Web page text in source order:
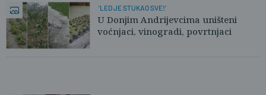
'LED JE STUKAO SVE!'
U Donjim Andrijevcima uništeni
voćnjaci, vinogradi, povrtnjaci